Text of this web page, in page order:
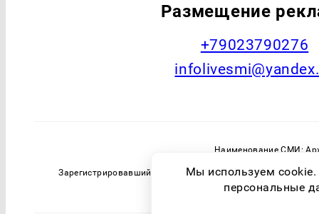
Размещение
+79023790276
Наименование СМИ:
Зарегистрировавший орган: Федеральная служба по
Мы используем
персональные